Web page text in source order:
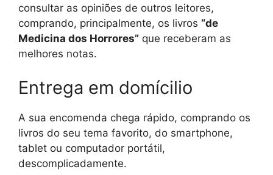
consultar as opiniões de outros leitores,
comprando, principalmente, os livros “de
Medicina dos Horrores” que receberam as
melhores notas.
Entrega em domícilio
A sua encomenda chega rápido, comprando os
livros do seu tema favorito, do smartphone,
tablet ou computador portátil,
descomplicadamente.